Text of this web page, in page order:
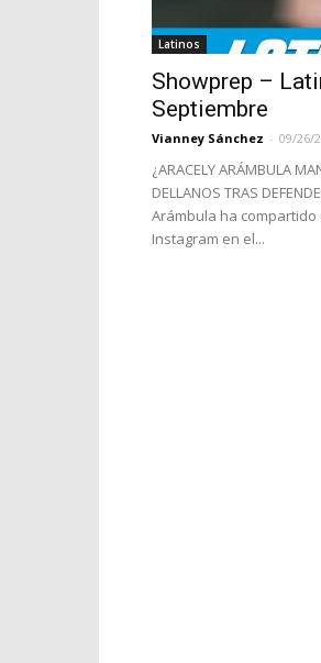
Latinos
Showprep –
Septiembre
Vianney Sánchez - 09/26/
¿ARACELY ARÁMBULA
DELLANOS TRAS
Arámbula ha
Instagram en el...